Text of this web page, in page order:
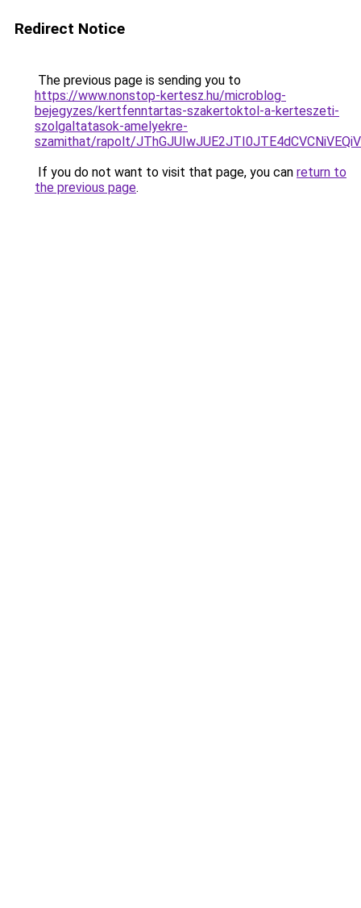
Redirect Notice
The previous page is sending you to
https://www.nonstop-kertesz.hu/microblog-
bejegyzes/kertfenntartas-szakertoktol-a-kerteszeti-
szolgaltatasok-amelyekre-
szamithat/rapolt/
If you do not want to visit that page, you can return to
the previous page.